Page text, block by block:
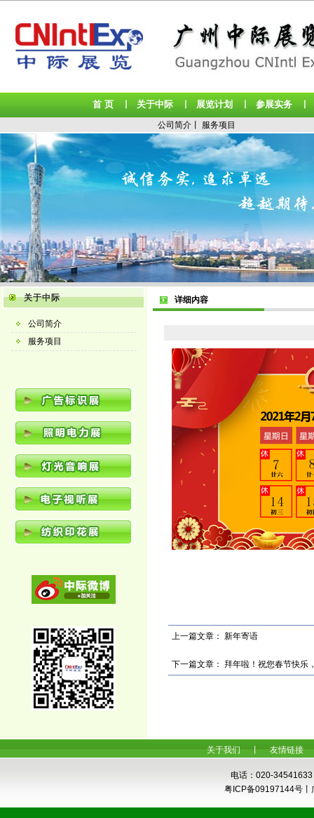
首 页 关于中际丨 展览计划 参展实务
公司简介 服务项目
关于中际
公司简介
服务项目
详细内容
上一篇文章： 新年寄语
下一篇文章： 拜年啦！祝您春节快乐
关于我们 友情链接
电话：020-
粤ICP备09197144号